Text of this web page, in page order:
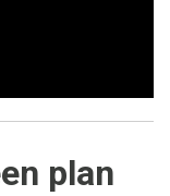
plan